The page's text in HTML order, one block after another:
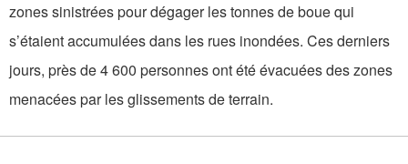
zones sinistrées pour dégager les tonnes de boue qui
s’étaient accumulées dans les rues inondées. Ces derniers
jours, près de 4 600 personnes ont été évacuées des zones
menacées par les glissements de terrain.